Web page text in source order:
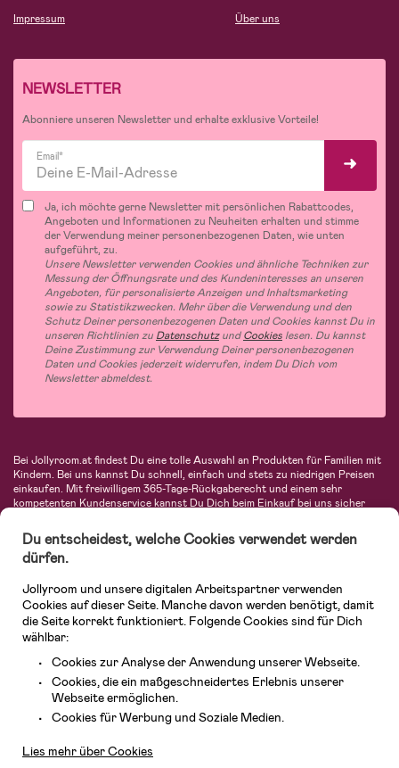
Impressum
Über uns
NEWSLETTER
Abonniere unseren Newsletter und erhalte exklusive Vorteile!
Email*
Ja, ich möchte gerne Newsletter mit persönlichen Rabattcodes,
Angeboten und Informationen zu Neuheiten erhalten und stimme
der Verwendung meiner personenbezogenen Daten, wie unten
aufgeführt, zu.
Unsere Newsletter verwenden Cookies und ähnliche Techniken zur
Messung der Öffnungsrate und des Kundeninteresses an unseren
Angeboten, für personalisierte Anzeigen und Inhaltsmarketing
sowie zu Statistikzwecken. Mehr über die Verwendung und den
Schutz Deiner personenbezogenen Daten und Cookies kannst Du in
unseren Richtlinien zu DatenschutzundCookies lesen. Du kannst
Deine Zustimmung zur Verwendung Deiner personenbezogenen
Daten und Cookies jederzeit widerrufen, indem Du Dich vom
Newsletter abmeldest.
Bei Jollyroom.at findest Du eine tolle Auswahl an Produkten für Familien mit
Kindern. Bei uns kannst Du schnell, einfach und stets zu niedrigen Preisen
einkaufen. Mit freiwilligem 365-Tage-Rückgaberecht und einem sehr
kompetenten Kundenservice kannst Du Dich beim Einkauf bei uns sicher
Autositze, Kinder- und Babymode, Produkte für Mütter und eine Menge
fantastischer Einrichtungsgegenstände, Spielsachen, Babyprodukte und
vieles mehr. Wir haben Produkte von bekannten Herstellern wie Britax, Maxi-
Avent, Jack Wolfskin, Cybex, LEGO und vielen mehr. Schau Dich um in
unserem vielfältigen Onlineshop für Kinder & Babys. Willkommen!
Du entscheidest, welche Cookies verwendet werden
dürfen.
Jollyroom und unsere digitalen Arbeitspartner verwenden
Cookies auf dieser Seite. Manche davon werden benötigt, damit
die Seite korrekt funktioniert. Folgende Cookies sind für Dich
wählbar:
Cookies zur Analyse der Anwendung unserer Webseite.
Cookies, die ein maßgeschneidertes Erlebnis unserer
Webseite ermöglichen.
Cookies für Werbung und Soziale Medien.
Lies mehr über Cookies